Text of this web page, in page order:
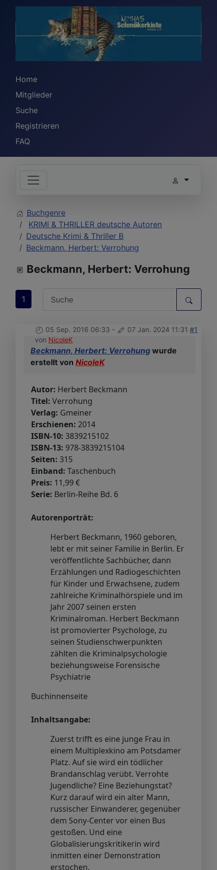
Home
Mitglieder
Suche
Registrieren
FAQ
Buchgenre
KRIMI & THRILLER deutsche Autoren
Deutsche Krimi & Thriller B
Beckmann, Herbert: Verrohung
Beckmann, Herbert: Verrohung
1
05 Sep. 2016 06:33 - 07 Jan. 2024 11:31 #1
von NicoleK
Beckmann, Herbert: Verrohung wurde
erstellt von NicoleK
Autor: Herbert Beckmann
Titel: Verrohung
Verlag: Gmeiner
Erschienen: 2014
ISBN-10: 3839215102
ISBN-13: 978-3839215104
Seiten: 315
Einband: Taschenbuch
Preis: 11,99 €
Serie: Berlin-Reihe Bd. 6
Autorenporträt:
Herbert Beckmann, 1960 geboren,
lebt er mit seiner Familie in Berlin. Er
veröffentlichte Sachbücher, dann
Erzählungen und Radiogeschichten
für Kinder und Erwachsene, zudem
zahlreiche Kriminalhörspiele und im
Jahr 2007 seinen ersten
Kriminalroman. Herbert Beckmann
ist promovierter Psychologe, zu
seinen Studienschwerpunkten
zählten die Kriminalpsychologie
beziehungsweise Forensische
Psychiatrie
Buchinnenseite
Inhaltsangabe:
Zuerst trifft es eine junge Frau in
einem Multiplexkino am Potsdamer
Platz. Auf sie wird ein tödlicher
Brandanschlag verübt. Verrohte
Jugendliche? Eine Beziehungstat?
Kurz darauf wird ein alter Mann,
russischer Einwanderer, gegenüber
dem Sony-Center vor einen Bus
gestoßen. Und eine
Globalisierungskritikerin wird
inmitten einer Demonstration
erstochen.